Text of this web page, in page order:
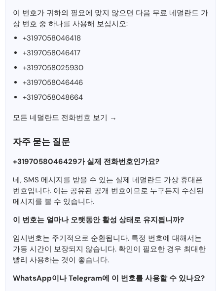
이 번호가 귀하의 필요에 맞지 않으면 다음 무료 네덜란드 가
상 번호 중 하나를 사용해 보십시오:
+3197058046418
+3197058046417
+3197058025930
+3197058046446
+3197058048664
모든 네덜란드 전화번호 보기 →
자주 묻는 질문
+3197058046429가 실제 전화번호인가요?
네, SMS 메시지를 받을 수 있는 실제 네덜란드 가상 휴대폰
번호입니다. 이는 공유된 공개 번호이므로 누구든지 수신된
메시지를 볼 수 있습니다.
이 번호는 얼마나 오랫동안 활성 상태로 유지됩니까?
임시번호는 주기적으로 순환됩니다. 특정 번호에 대해서는
가동 시간이 보장되지 않습니다. 확인이 필요한 경우 최대한
빨리 사용하는 것이 좋습니다.
WhatsApp이나 Telegram에 이 번호를 사용할 수 있나요?